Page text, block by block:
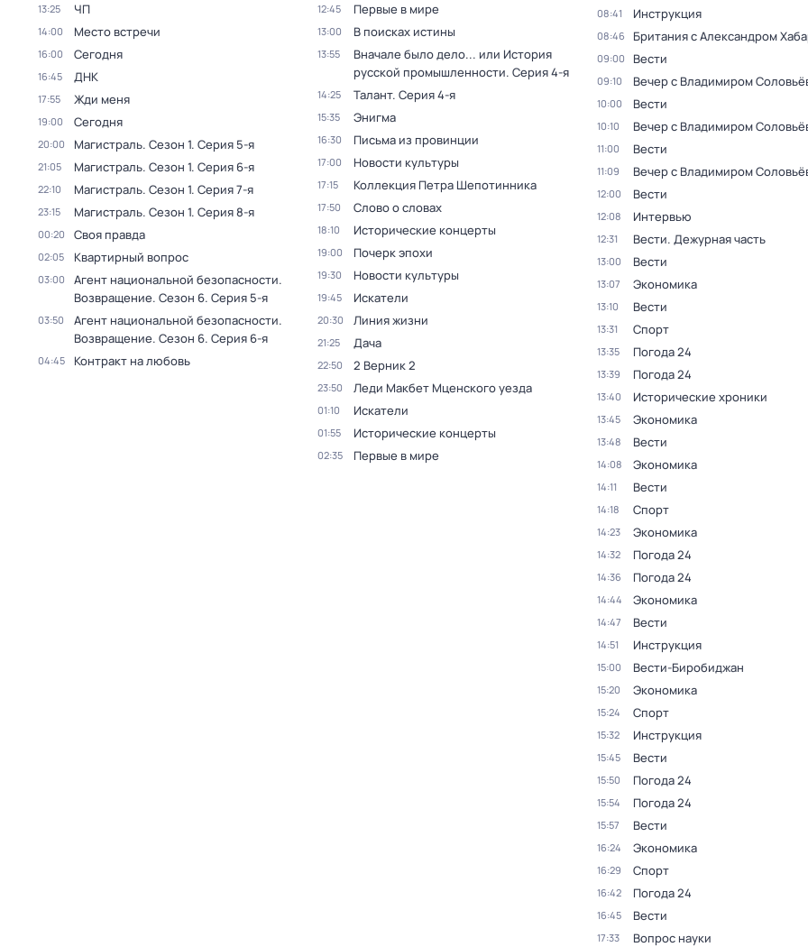
13:25 ЧП
14:00 Место встречи
16:00 Сегодня
16:45 ДНК
17:55 Жди меня
19:00 Сегодня
20:00 Магистраль. Сезон 1. Серия 5-я
21:05 Магистраль. Сезон 1. Серия 6-я
22:10 Магистраль. Сезон 1. Серия 7-я
23:15 Магистраль. Сезон 1. Серия 8-я
00:20 Своя правда
02:05 Квартирный вопрос
03:00
Агент национальной безопасности.
Возвращение. Сезон 6. Серия 5-я
03:50
Агент национальной безопасности.
Возвращение. Сезон 6. Серия 6-я
04:45 Контракт на любовь
12:45 Первые в мире
13:00 В поисках истины
13:55
Вначале было дело... или История
русской промышленности. Серия 4-я
14:25 Талант. Серия 4-я
15:35 Энигма
16:30 Письма из провинции
17:00 Новости культуры
17:15 Коллекция Петра Шепотинника
17:50 Слово о словах
18:10 Исторические концерты
19:00 Почерк эпохи
19:30 Новости культуры
19:45 Искатели
20:30 Линия жизни
21:25 Дача
22:50 2 Верник 2
23:50 Леди Макбет Мценского уезда
01:10 Искатели
01:55 Исторические концерты
02:35 Первые в мире
08:41 Инструкция
08:46 Британия с Александром
09:00 Вести
09:10 Вечер с Владимиром
10:00 Вести
10:10 Вечер с Владимиром
11:00 Вести
11:09 Вечер с Владимиром
12:00 Вести
12:08 Интервью
12:31 Вести. Дежурная часть
13:00 Вести
13:07 Экономика
13:10 Вести
13:31 Спорт
13:35 Погода 24
13:39 Погода 24
13:40 Исторические хроники
13:45 Экономика
13:48 Вести
14:08 Экономика
14:11 Вести
14:18 Спорт
14:23 Экономика
14:32 Погода 24
14:36 Погода 24
14:44 Экономика
14:47 Вести
14:51 Инструкция
15:00 Вести-Биробиджан
15:20 Экономика
15:24 Спорт
15:32 Инструкция
15:45 Вести
15:50 Погода 24
15:54 Погода 24
15:57 Вести
16:24 Экономика
16:29 Спорт
16:42 Погода 24
16:45 Вести
17:33 Вопрос науки